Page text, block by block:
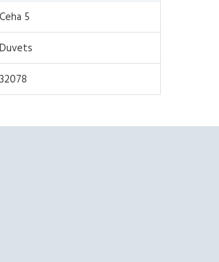
Ceha 5
Duvets
32078